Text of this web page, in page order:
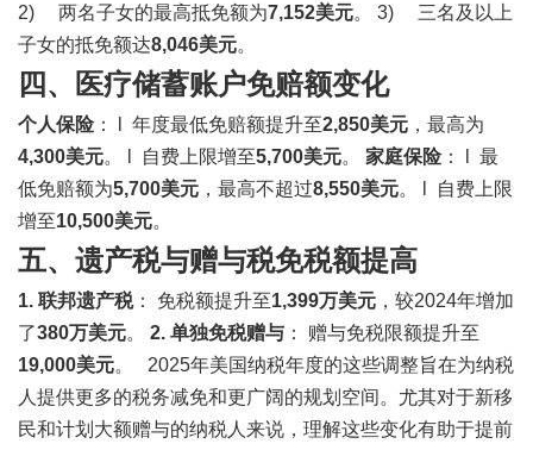
2) 两名子女的最高抵免额为7,152美元。 3) 三名及以上
子女的抵免额达8,046美元。
四、医疗储蓄账户免赔额变化
个人保险： l 年度最低免赔额提升至2,850美元 ，最高为
4,300美元。 l 自费上限增至5,700美元。 家庭保险： l 最
低免赔额为5,700美元 ，最高不超过8,550美元。 l 自费上限
增至10,500美元。
五、遗产税与赠与税免税额提高
1. 联邦遗产税： 免税额提升至1,399万美元 ，较2024年增加
了380万美元。 2. 单独免税赠与 ： 赠与免税限额提升至
19,000美元。 2025年美国纳税年度的这些调整旨在为纳税
人提供更多的税务减免和更广阔的规划空间。尤其对于新移
民和计划大额赠与的纳税人来说，理解这些变化有助于提前